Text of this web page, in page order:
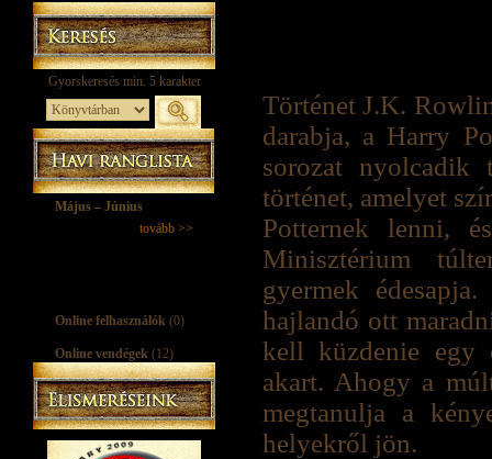
Május – Június
tovább >>
Online felhasználók (0)
Online vendégek (12)
Történet J.K.
darabja, a Harry
sorozat nyolcadik
történet, amelyet
Potternek lenni,
Minisztérium
gyermek
hajlandó ott
kell küzdenie egy
akart. Ahogy a
megtanulja a
helyekről jön.